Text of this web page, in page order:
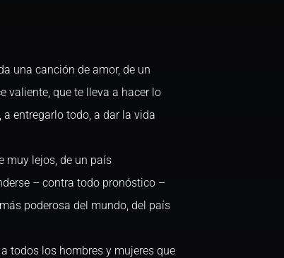
una canción de amor, de un
valiente, que te lleva a hacer lo
entregarlo todo, a dar la vida
muy lejos, de un país
– contra todo pronóstico –
poderosa del mundo, del país
todos los hombres y mujeres que